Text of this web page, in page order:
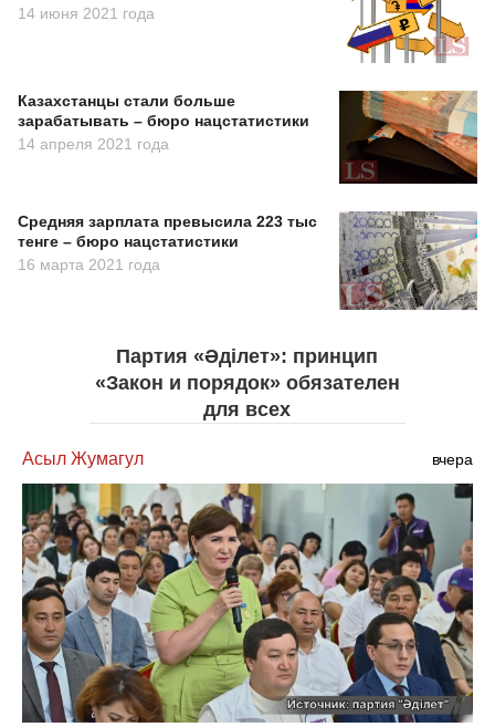
14 июня 2021 года
Казахстанцы стали больше
зарабатывать – бюро нацстатистики
14 апреля 2021 года
Средняя зарплата превысила 223 тыс
тенге – бюро нацстатистики
16 марта 2021 года
Партия «Әділет»: принцип
«Закон и порядок» обязателен
для всех
Асыл Жумагул вчера